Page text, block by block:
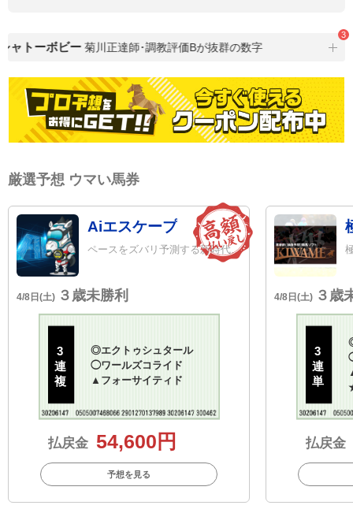
ャトーボビー 菊川正達師･調教評価Bが抜群の数字 特
3
厳選予想 ウマい馬券
Aiエスケープ
ペースをズバリ予測する新時代のAI
4/8日(土) ３歳未勝利
3
連
複
◎エクトゥシュタール
◯ワールズコライド
▲ フォーサイティド
払戻金 54,600円
予想を見る
4/8日(土) ３歳
3
連
単
払戻金